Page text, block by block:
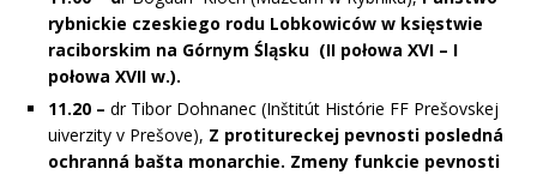
rybnickie czeskiego rodu Lobkowiców w księstwie
raciborskim na Górnym Śląsku (II połowa XVI – I
połowa XVII w.).
11.20 – dr Tibor Dohnanec (Inštitút Histórie FF Prešovskej
uiverzity v Prešove), Z protitureckej pevnosti posledná
ochranná bašta monarchie. Zmeny funkcie pevnosti